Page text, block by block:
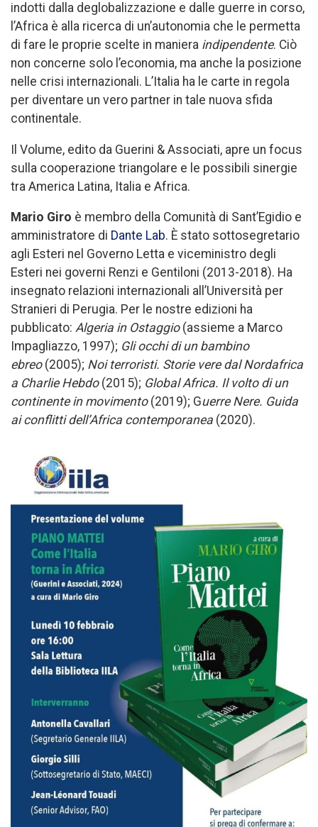
indotti dalla deglobalizzazione e dalle guerre in corso,
l’Africa è alla ricerca di un’autonomia che le permetta
di fare le proprie scelte in maniera indipendente. Ciò
non concerne solo l’economia, ma anche la posizione
nelle crisi internazionali. L’Italia ha le carte in regola
per diventare un vero partner in tale nuova sfida
continentale.
Il Volume, edito da Guerini & Associati, apre un focus
sulla cooperazione triangolare e le possibili sinergie
tra America Latina, Italia e Africa.
Mario Giro è membro della Comunità di Sant’Egidio e
amministratore di Dante Lab. È stato sottosegretario
agli Esteri nel Governo Letta e viceministro degli
Esteri nei governi Renzi e Gentiloni (2013-2018). Ha
insegnato relazioni internazionali all’Università per
Stranieri di Perugia. Per le nostre edizioni ha
pubblicato: Algeria in Ostaggio(assieme a Marco
Impagliazzo, 1997); Gli occhi di un bambino
ebreo(2005); Noi terroristi. Storie vere dal Nordafrica
a Charlie Hebdo(2015); Global Africa. Il volto di un
continente in movimento(2019); Guerre Nere. Guida
ai conflitti dell’Africa contemporanea (2020).